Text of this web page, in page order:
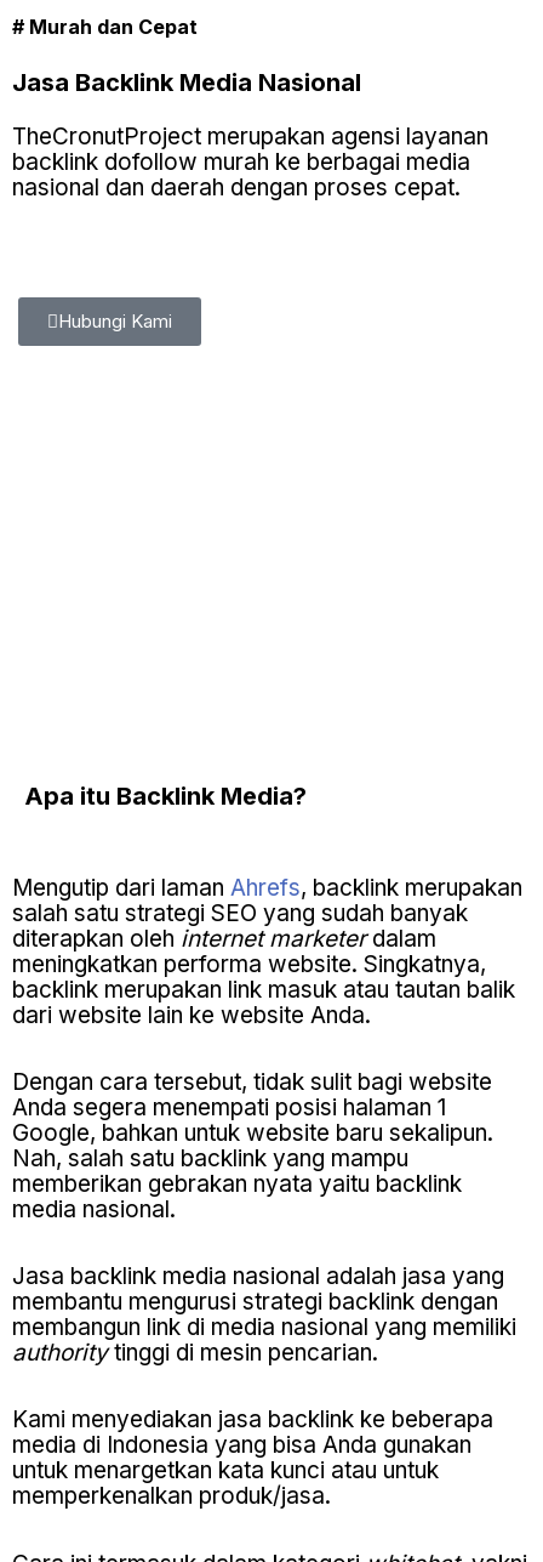
# Murah dan Cepat
Jasa Backlink Media Nasional
TheCronutProject merupakan agensi layanan
backlink dofollow murah ke berbagai media
nasional dan daerah dengan proses cepat.
Hubungi Kami
Apa itu Backlink Media?
Mengutip dari laman Ahrefs, backlink merupakan
salah satu strategi SEO yang sudah banyak
diterapkan oleh internet marketerdalam
meningkatkan performa website. Singkatnya,
backlink merupakan link masuk atau tautan balik
dari website lain ke website Anda.
Dengan cara tersebut, tidak sulit bagi website
Anda segera menempati posisi halaman 1
Google, bahkan untuk website baru sekalipun.
Nah, salah satu backlink yang mampu
memberikan gebrakan nyata yaitu backlink
media nasional.
Jasa backlink media nasional adalah jasa yang
membantu mengurusi strategi backlink dengan
membangun link di media nasional yang memiliki
authoritytinggi di mesin pencarian.
Kami menyediakan jasa backlink ke beberapa
media di Indonesia yang bisa Anda gunakan
untuk menargetkan kata kunci atau untuk
memperkenalkan produk/jasa.